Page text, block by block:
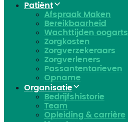
Patiënt
Afspraak Maken
Bereikbaarheid
Wachttijden oogarts
Zorgkosten
Zorgverzekeraars
Zorgverleners
Passantentarieven
Opname
Organisatie
Bedrijfshistorie
Team
Opleiding & carrière